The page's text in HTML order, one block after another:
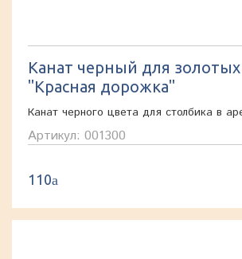
Канат черный для
"Красная дорожка"
Канат черного цвета для столбика в
Артикул: 001300
110a